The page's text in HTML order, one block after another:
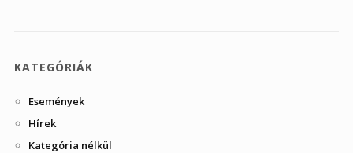
KATEGÓRIÁK
Események
Hírek
Kategória nélkül